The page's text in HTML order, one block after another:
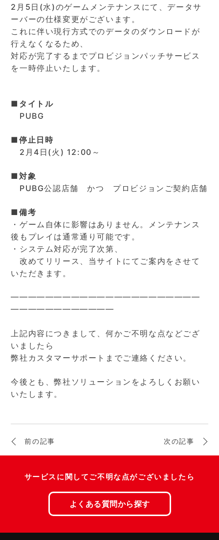
2月5日(水)のゲームメンテナンスにて、データサ
ーバーの仕様変更がございます。
これに伴い現行方式でのデータのダウンロードが
行えなくなるため、
対応が完了するまでプロビジョンパッチサービス
を一時停止いたします。
■タイトル
PUBG
■停止日時
2月4日(火) 12:00～
■対象
PUBG公認店舗 かつ プロビジョンご契約店舗
■備考
・ゲーム自体に影響はありません。メンテナンス
後もプレイは通常通り可能です。
・システム対応が完了次第、
改めてリリース、当サイトにてご案内をさせて
いただきます。
━━━━━━━━━━━━━━━━━━━━━━
━━━━━━━━━━━━
上記内容につきまして、何かご不明な点などござ
いましたら
弊社カスタマーサポートまでご連絡ください。
今後とも、弊社ソリューションをよろしくお願い
いたします。
投
稿
ナ
前の記事 次の記事
サービスに関してご不明な点がございましたら
よくある質問から探す